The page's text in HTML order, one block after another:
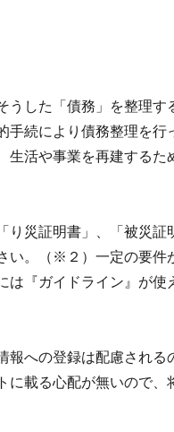
うした「債務」を整理す
続により債務整理を行
活や事業を再建するた
災証明書」、「被災証
い。（※２）一定の要件
『ガイドライン』が使
への登録は配慮される
載る心配が無いので、